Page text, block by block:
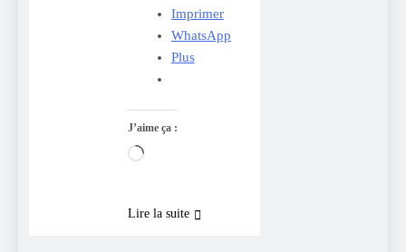
Imprimer
WhatsApp
Plus
J’aime ça :
Chargement…
Lire la suite